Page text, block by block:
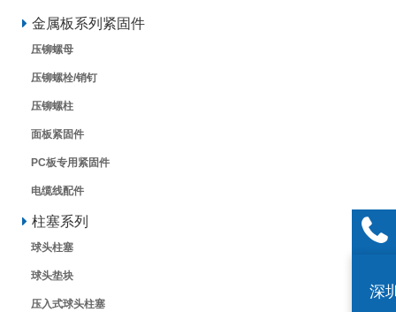
金属板系列紧固件
压铆螺母
压铆螺栓/销钉
压铆螺柱
面板紧固件
PC板专用紧固件
电缆线配件
柱塞系列
球头柱塞
球头垫块
压入式球头柱塞
深